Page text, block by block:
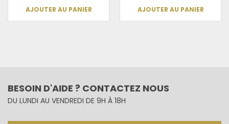
AJOUTER AU PANIER AJOUTER AU PANIER
BESOIN D'AIDE ? CONTACTEZ NOUS
DU LUNDI AU VENDREDI DE 9H À 18H